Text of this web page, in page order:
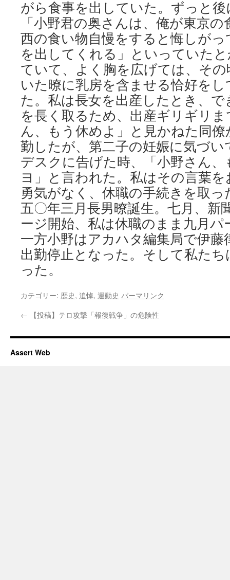
がら食事を出していた。ずっと
「小野君の奥さんは、俺が東京
西の食い物自慢をすると悔しが
を出してくれる」といっていた
ていて、よく胸を広げては、そ
いた暸に乳房を含ませる恰好を
た。私は長女を出産したとき、
を長く取るため、出産ギリギリ
ん、もう休めよ」と見かねた同
勤したが、第二子の妊娠に気づ
デスクに告げた時、「小野さん
ヨ」と言われた。私はその言葉
勇気がなく、休職の手続きを取っ
五〇年三月長男暸誕生。七月、新
ージ開始、私は休職のまま九月パ
一方小野はアカハタ編集局で伊藤
出勤停止となった。そして私た
った。
カテゴリー: 歴史, 追悼, 運動史 パーマリンク
← 【投稿】テロ攻撃「報復戦争」の危険性
Assert Web